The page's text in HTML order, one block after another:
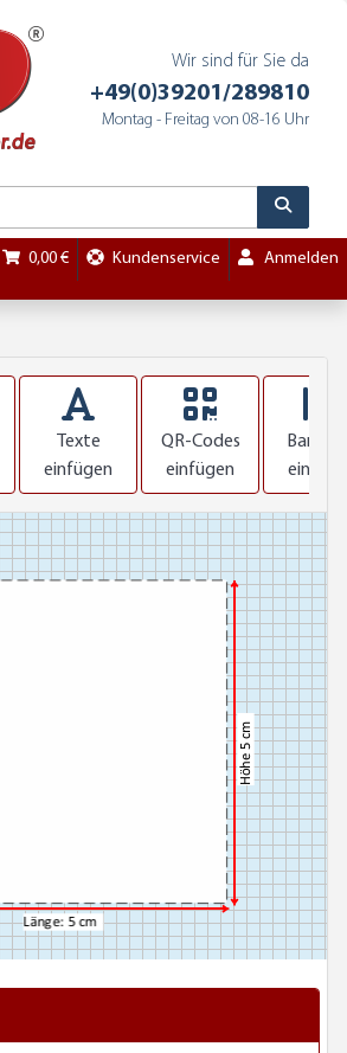
Wir sind für Sie da
+49(0)39201/289810
Montag - Freitag von 08-16 Uhr
0,00 € Kundenservice Anmelden
Texte
einfügen
QR-Codes
einfügen